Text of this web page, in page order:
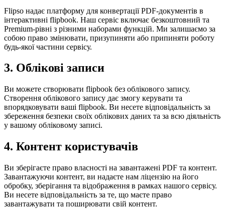
Flipso надає платформу для конвертації PDF-документів в
інтерактивні flipbook. Наш сервіс включає безкоштовний та
Premium-рівні з різними наборами функцій. Ми залишаємо за
собою право змінювати, призупиняти або припиняти роботу
будь-якої частини сервісу.
3. Облікові записи
Ви можете створювати flipbook без облікового запису.
Створення облікового запису дає змогу керувати та
впорядковувати ваші flipbook. Ви несете відповідальність за
збереження безпеки своїх облікових даних та за всю діяльність
у вашому обліковому записі.
4. Контент користувачів
Ви зберігаєте право власності на завантажені PDF та контент.
Завантажуючи контент, ви надаєте нам ліцензію на його
обробку, зберігання та відображення в рамках нашого сервісу.
Ви несете відповідальність за те, що маєте право
завантажувати та поширювати свій контент.